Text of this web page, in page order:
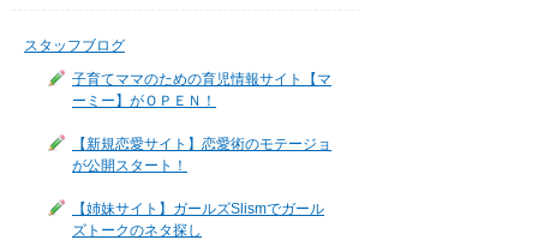
スタッフブログ
子育てママのための育児情報サイト【マ
ーミー】がＯＰＥＮ！
【新規恋愛サイト】恋愛術のモテージョ
が公開スタート！
【姉妹サイト】ガールズSlismでガール
ズトークのネタ探し